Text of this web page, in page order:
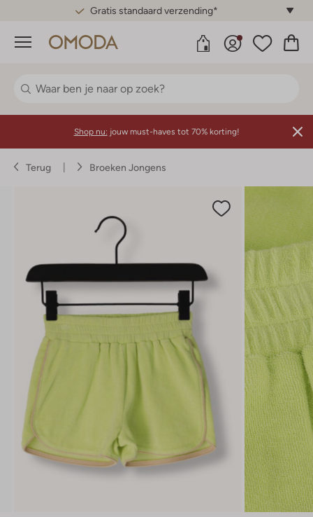
Gratis standaard verzending*
Menu
Shop nu: jouw must-haves tot 70% korting!
Terug Broeken Jongens